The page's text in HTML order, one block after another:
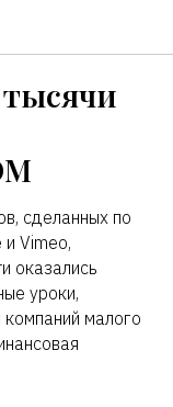
сделанных по
и Vimeo,
оказались
уроки,
малого